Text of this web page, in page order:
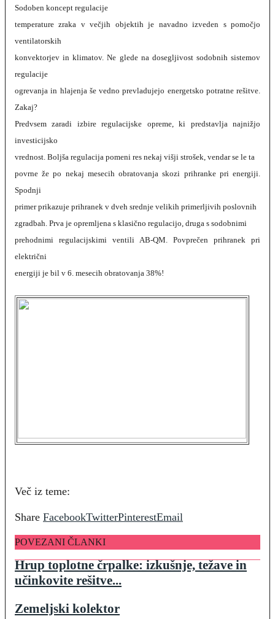
Sodoben koncept regulacije
temperature zraka v večjih objektih je navadno izveden s pomočjo
ventilatorskih
konvektorjev in klimatov. Ne glede na dosegljivost sodobnih sistemov
regulacije
ogrevanja in hlajenja še vedno prevladujejo energetsko potratne rešitve.
Zakaj?
Predvsem zaradi izbire regulacijske opreme, ki predstavlja najnižjo
investicijsko
vrednost. Boljša regulacija pomeni res nekaj višji strošek, vendar se le ta
povrne že po nekaj mesecih obratovanja skozi prihranke pri energiji.
Spodnji
primer prikazuje prihranek v dveh srednje velikih primerljivih poslovnih
zgradbah. Prva je opremljena s klasično regulacijo, druga s sodobnimi
prehodnimi regulacijskimi ventili AB-QM. Povprečen prihranek pri
električni
energiji je bil v 6. mesecih obratovanja 38%!
Več iz teme:
Share FacebookTwitterPinterestEmail
POVEZANI ČLANKI
Hrup toplotne črpalke: izkušnje, težave in
učinkovite rešitve...
Zemeljski kolektor